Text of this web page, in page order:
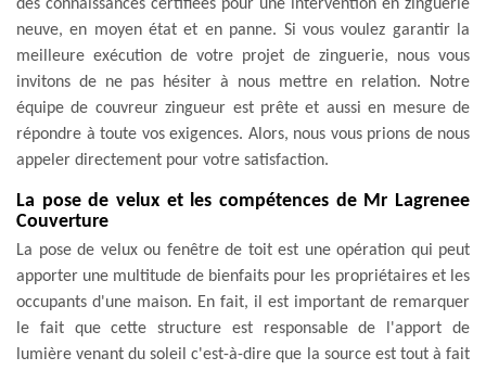
des connaissances certifiées pour une intervention en zinguerie
neuve, en moyen état et en panne. Si vous voulez garantir la
meilleure exécution de votre projet de zinguerie, nous vous
invitons de ne pas hésiter à nous mettre en relation. Notre
équipe de couvreur zingueur est prête et aussi en mesure de
répondre à toute vos exigences. Alors, nous vous prions de nous
appeler directement pour votre satisfaction.
La pose de velux et les compétences de Mr Lagrenee
Couverture
La pose de velux ou fenêtre de toit est une opération qui peut
apporter une multitude de bienfaits pour les propriétaires et les
occupants d'une maison. En fait, il est important de remarquer
le fait que cette structure est responsable de l'apport de
lumière venant du soleil c'est-à-dire que la source est tout à fait